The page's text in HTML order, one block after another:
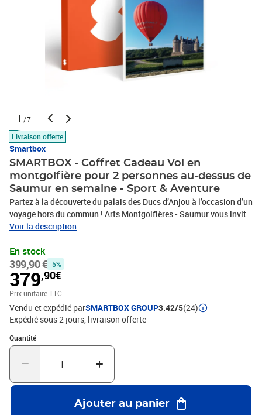
1 /7
Livraison offerte
Smartbox
SMARTBOX - Coffret Cadeau Vol en
montgolfière pour 2 personnes au-dessus de
Saumur en semaine - Sport & Aventure
Partez à la découverte du palais des Ducs d’Anjou à l’occasion d’un
voyage hors du commun ! Arts Montgolfières - Saumur vous invite
à prendre de la hauteur à l’occasion d’un vol panoramique en
dans le ciel du plateau ligérien en compagnie d’un pilote
chevronné. Admirez l’historique vallée de la Loire depuis le ciel et
le château de Saumur, une ancienne forteresse sur les bords du
fleuve. À quelques kilomètres, vous apercevrez également l’Abbaye
de Fontevraud et à l'atterrissage, vous pourrez déguster une coupe
de crémant de Loire. Un patrimoine exceptionnel à voir depuis les
nuages !Vol en montgolfière pour 2 personnes au-dessus de
Saumur en semaine
Voir la description
En stock
399,90 € -5%
379,90€
Prix unitaire TTC
Vendu et expédié parSMARTBOX GROUP3.42/5(24)
Expédié sous 2 jours livraison offerte
Quantité
Quantité : 1
Ajouter au panier